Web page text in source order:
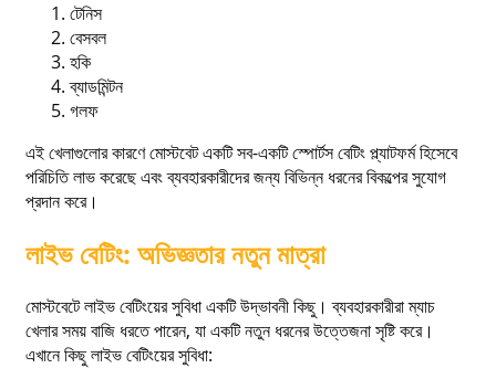
টেনিস
বেসবল
হকি
ব্যাডমিন্টন
গলফ
এই খেলাগুলোর কারণে মোস্টবেট একটি সব-একটি স্পোর্টস বেটিং প্ল্যাটফর্ম হিসেবে
পরিচিতি লাভ করেছে এবং ব্যবহারকারীদের জন্য বিভিন্ন ধরনের বিকল্পের সুযোগ
প্রদান করে।
লাইভ বেটিং: অভিজ্ঞতার নতুন মাত্রা
মোস্টবেটে লাইভ বেটিংয়ের সুবিধা একটি উদ্ভাবনী কিছু। ব্যবহারকারীরা ম্যাচ
খেলার সময় বাজি ধরতে পারেন, যা একটি নতুন ধরনের উত্তেজনা সৃষ্টি করে।
এখানে কিছু লাইভ বেটিংয়ের সুবিধা: